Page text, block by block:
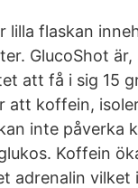
lilla flaskan
GlucoShot
att få i sig 15
att koffein,
inte påverka
Koffein
adrenalin vilket